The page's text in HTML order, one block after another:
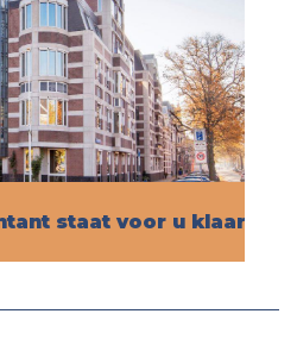
staat voor u klaar!